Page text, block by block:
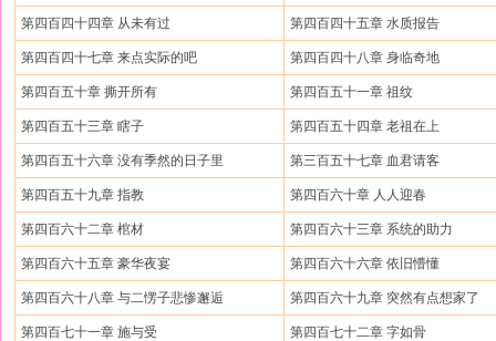
第四百四十四章 从未有过 第四百四十五章 水质报告
第四百四十七章 来点实际的吧 第四百四十八章 身临奇地
第四百五十章 撕开所有 第四百五十一章 祖纹
第四百五十三章 瞎子 第四百五十四章 老祖在上
第四百五十六章 没有季然的日子里 第三百五十七章 血君请客
第四百五十九章 指教 第四百六十章 人人迎春
第四百六十二章 棺材 第四百六十三章 系统的助力
第四百六十五章 豪华夜宴 第四百六十六章 依旧懵懂
第四百六十八章 与二愣子悲惨邂逅 第四百六十九章 突然有点想家了
第四百七十一章 施与受 第四百七十二章 字如骨